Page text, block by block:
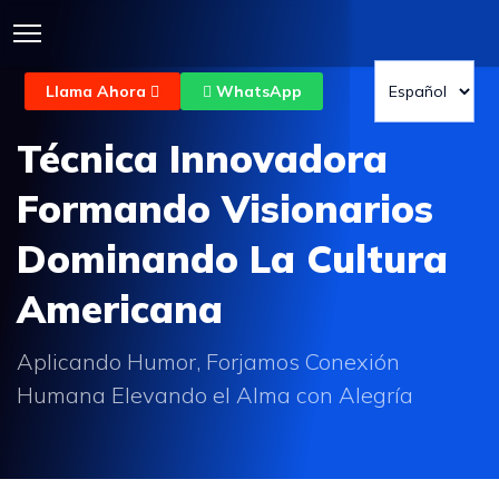
Llama Ahora WhatsApp
Técnica Innovadora
Formando Visionarios
Dominando La Cultura
Americana
Aplicando Humor, Forjamos Conexión
Humana Elevando el Alma con Alegría